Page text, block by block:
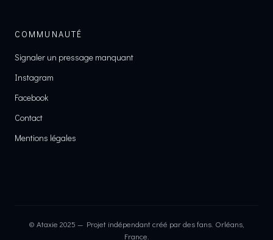
COMMUNAUTÉ
Signaler un pressage manquant
Instagram
Facebook
Contact
Mentions légales
© Ataxie 2025 — Projet indépendant créé par des fans. Orléans,
France.